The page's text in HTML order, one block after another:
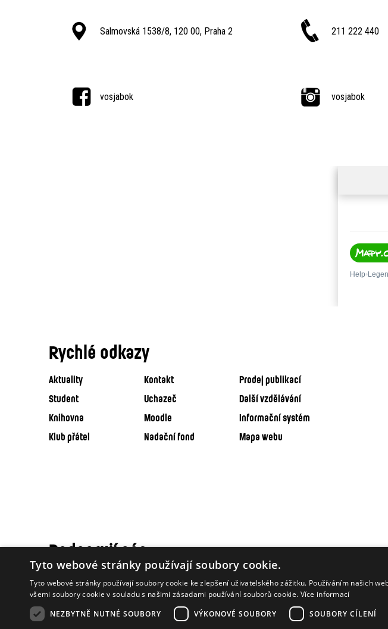
Salmovská 1538/8, 120 00, Praha 2 211 222 440
vosjabok vosjabok
Rychlé odkazy
Aktuality Kontakt
Prodej publikací
Student
Uchazeč
Další vzdělávání
Knihovna
Moodle
Informační systém
Klub přátel
Nadační fond Mapa webu
Podporují nás
Tyto webové stránky používají soubory cookie.
Tyto webové stránky používají soubory cookie ke zlepšení uživatelského zážitku. Používáním našich
všemi soubory cookie v souladu s našimi zásadami používání souborů cookie. Více informací
NEZBYTNĚ NUTNÉ SOUBORY
VÝKONOVÉ SOUBORY SOUBORY CÍLENÍ